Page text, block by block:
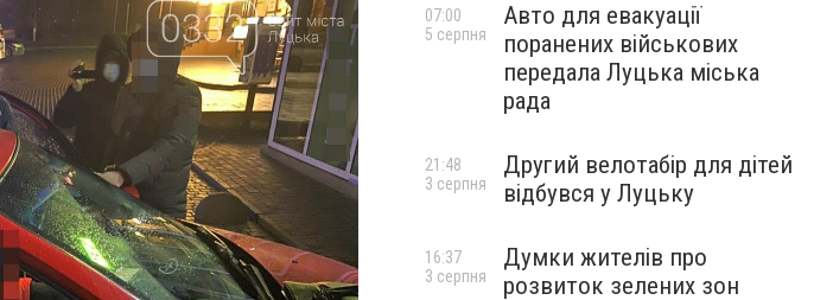
Авто для евакуації
поранених військових
передала Луцька міська
рада
07:00
5 серпня
Другий велотабір для дітей
відбувся у Луцьку
21:48
3 серпня
Думки жителів про
розвиток зелених зон
16:37
3 серпня